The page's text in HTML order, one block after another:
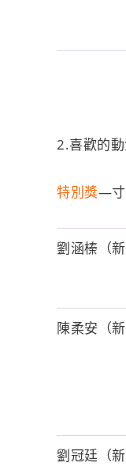
2.喜歡的
特別獎—寸
劉涵榛（
陳柔安（
劉冠廷（